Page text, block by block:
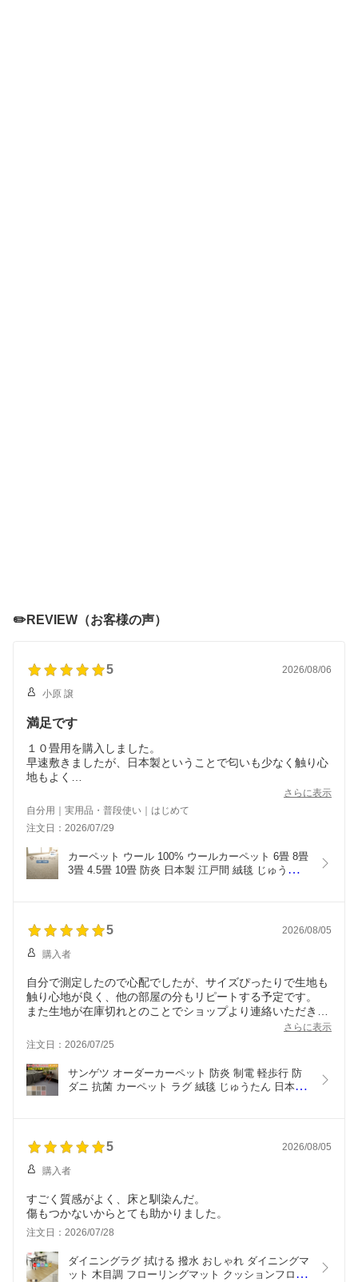
✏️REVIEW（お客様の声）
5 2026/08/06
小原 譲
満足です
１０畳用を購入しました。
早速敷きましたが、日本製ということで匂いも少なく触り心
地もよく
ペットも飼っているのですが爪も引っかかることもなく満足
しています。
さらに表示
自分用｜実用品・普段使い｜はじめて
注文日：2026/07/29
カーペット ウール 100% ウールカーペット 6畳 8畳
3畳 4.5畳 10畳 防炎 日本製 江戸間 絨毯 じゅうたん
5 2026/08/05
購入者
自分で測定したので心配でしたが、サイズぴったりで生地も
触り心地が良く、他の部屋の分もリピートする予定です。
また生地が在庫切れとのことでショップより連絡いただきま
したが、ショップの対応も丁寧でとても安心しました。あり
がとうございました。
さらに表示
注文日：2026/07/25
サンゲツ オーダーカーペット 防炎 制電 軽歩行 防
ダニ 抗菌 カーペット ラグ 絨毯 じゅうたん 日本製
っ越し 新生活
5 2026/08/05
購入者
すごく質感がよく、床と馴染んだ。
傷もつかないからとても助かりました。
注文日：2026/07/28
ダイニングラグ 拭ける 撥水 おしゃれ ダイニングマ
ット 木目調 フローリングマット クッションフロア